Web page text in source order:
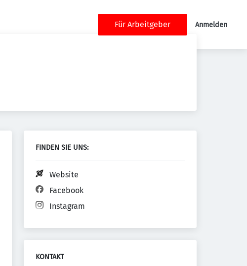
Für Arbeitgeber Anmelden
FINDEN SIE UNS:
Website
Facebook
Instagram
KONTAKT